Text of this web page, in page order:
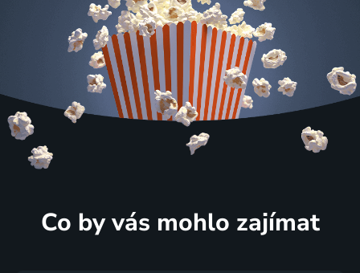
Co by vás mohlo zajímat